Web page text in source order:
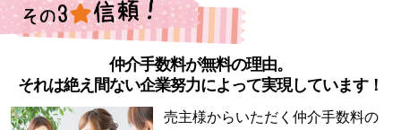
仲介手数料が無料の理由。
それは絶え間ない企業努力によって実現しています！
売主様からいただく仲介手数料の